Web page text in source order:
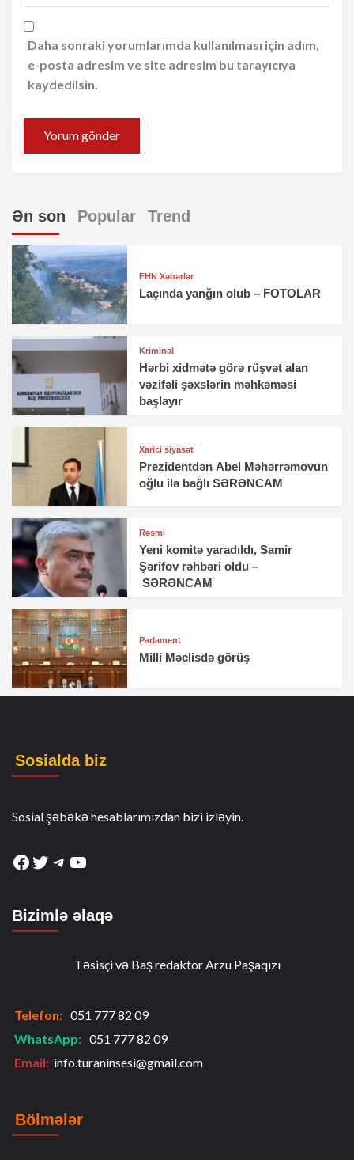
Daha sonraki yorumlarımda kullanılması için adım,
e-posta adresim ve site adresim bu tarayıcıya
kaydedilsin.
Ən son Popular Trend
FHN Xəbərlər
Laçında yanğın olub – FOTOLAR
Kriminal
Hərbi xidmətə görə rüşvət alan
vəzifəli şəxslərin məhkəməsi
başlayır
Xarici siyasət
Prezidentdən Abel Məhərrəmovun
oğlu ilə bağlı SƏRƏNCAM
Rəsmi
Yeni komitə yaradıldı, Samir
Şərifov rəhbəri oldu –
SƏRƏNCAM
Parlament
Milli Məclisdə görüş
Sosialda biz
Sosial şəbəkə hesablarımızdan bizi izləyin.
Facebook
Twitter
Telegram
YouTube
Bizimlə əlaqə
Təsisçi və Baş redaktor Arzu Paşaqızı
Telefon: 051 777 82 09
WhatsApp: 051 777 82 09
Email: info.turaninsesi@gmail.com
Bölmələr